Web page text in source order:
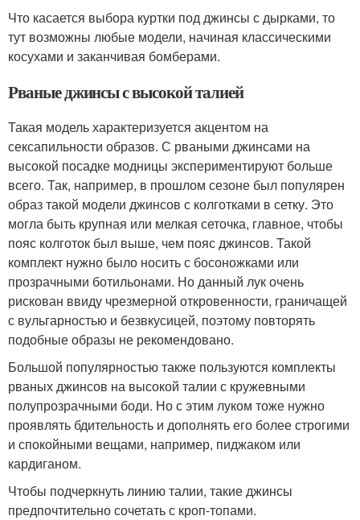
Что касается выбора куртки под джинсы с дырками, то
тут возможны любые модели, начиная классическими
косухами и заканчивая бомберами.
Рваные джинсы с высокой талией
Такая модель характеризуется акцентом на
сексапильности образов. С рваными джинсами на
высокой посадке модницы экспериментируют больше
всего. Так, например, в прошлом сезоне был популярен
образ такой модели джинсов с колготками в сетку. Это
могла быть крупная или мелкая сеточка, главное, чтобы
пояс колготок был выше, чем пояс джинсов. Такой
комплект нужно было носить с босоножками или
прозрачными ботильонами. Но данный лук очень
рискован ввиду чрезмерной откровенности, граничащей
с вульгарностью и безвкусицей, поэтому повторять
подобные образы не рекомендовано.
Большой популярностью также пользуются комплекты
рваных джинсов на высокой талии с кружевными
полупрозрачными боди. Но с этим луком тоже нужно
проявлять бдительность и дополнять его более строгими
и спокойными вещами, например, пиджаком или
кардиганом.
Чтобы подчеркнуть линию талии, такие джинсы
предпочтительно сочетать с кроп-топами.